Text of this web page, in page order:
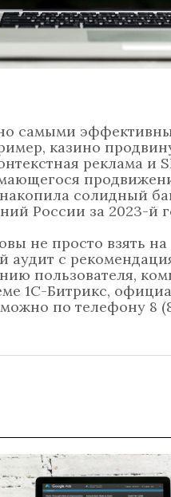
самыми
казино
реклама и
солидный
России за 2023-й
не просто взять
аудит с
пользователя,
1С-Битрикс,
по телефону 8